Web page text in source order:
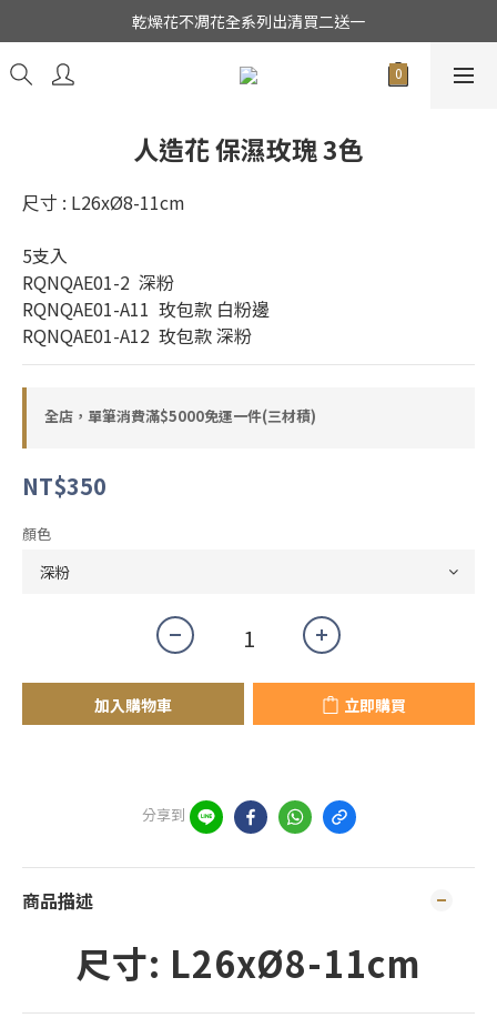
★日本東京堂花材系列全面出清特價中★
乾燥花不凋花全系列出清買二送一
★日本東京堂花材系列全面出清特價中★
人造花 保濕玫瑰 3色
尺寸 : L26xØ8-11cm
5支入
RQNQAE01-2  深粉
RQNQAE01-A11  玫包款 白粉邊
RQNQAE01-A12  玫包款 深粉
全店，單筆消費滿$5000免運一件(三材積)
NT$350
顏色
加入購物車 立即購買
分享到
商品描述
尺寸: L26xØ8-11cm